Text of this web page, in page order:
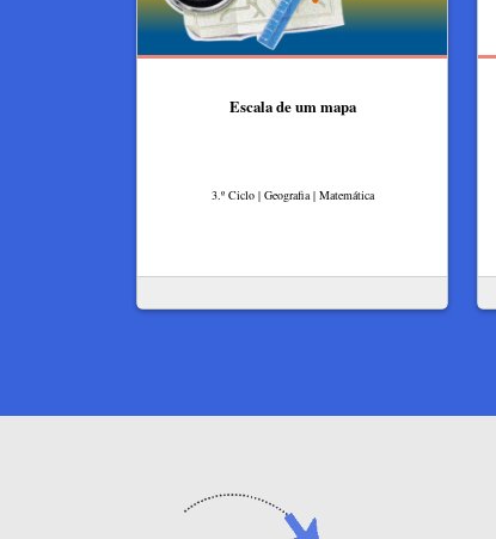
Escala de um mapa
3.º Ciclo | Geografia | Matemática